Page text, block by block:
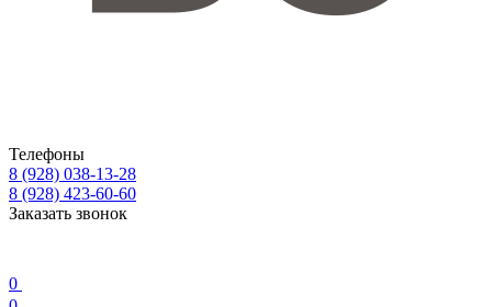
Телефоны
8 (928) 038-13-28
8 (928) 423-60-60
Заказать звонок
0